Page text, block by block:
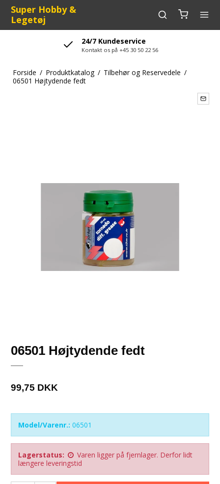
Super Hobby &
Legetøj
24/7 Kundeservice
Kontakt os på +45 30 50 22 56
Forside / Produktkatalog / Tilbehør og Reservedele /
06501 Højtydende fedt
06501 Højtydende fedt
99,75 DKK
Model/Varenr.: 06501
Lagerstatus:
Varen ligger på fjernlager. Derfor lidt
længere leveringstid